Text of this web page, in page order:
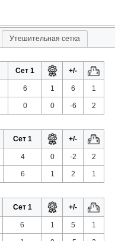
Утешительная сетка
Сет 1 +/-
6 1 6 1
0 0 -6 2
Сет 1 +/-
4 0 -2 2
6 1 2 1
Сет 1 +/-
6 1 5 1